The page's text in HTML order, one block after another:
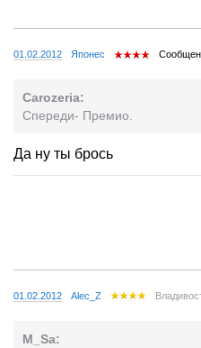
01.02.2012 Японес
Carozeria:
Спереди- Премио.
Да ну ты брось
01.02.2012 Alec_Z
M_Sa: